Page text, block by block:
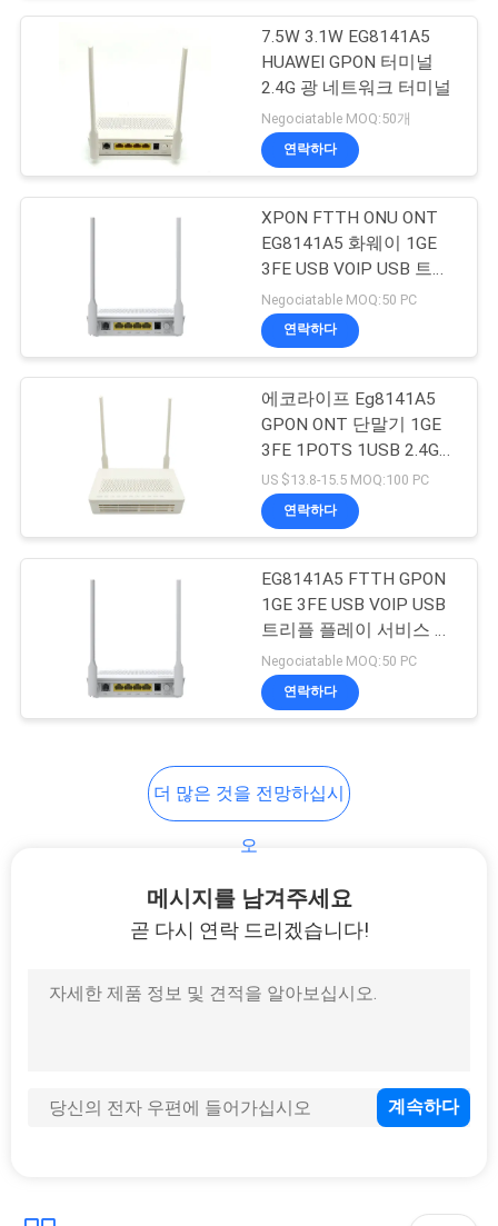
을
요
요
트
PRIVACY
POLICY
7.5W 3.1W EG8141A5
HUAWEI GPON 터미널
2.4G 광 네트워크 터미널
Negociatable MOQ:50개
연락하다
XPON FTTH ONU ONT
EG8141A5 화웨이 1GE
3FE USB VOIP USB 트리
플 플레이 서비스
Negociatable MOQ:50 PC
연락하다
에코라이프 Eg8141A5
GPON ONT 단말기 1GE
3FE 1POTS 1USB 2.4G
와이파이 5dBi
US $13.8-15.5 MOQ:100 PC
연락하다
EG8141A5 FTTH GPON
1GE 3FE USB VOIP USB
트리플 플레이 서비스 광
네트워크 터미널 FTTH
ONU ONT 화웨이
EG8141A5
Negociatable MOQ:50 PC
연락하다
더 많은 것을 전망하십시
오
메시지를 남겨주세요
곧 다시 연락 드리겠습니다!